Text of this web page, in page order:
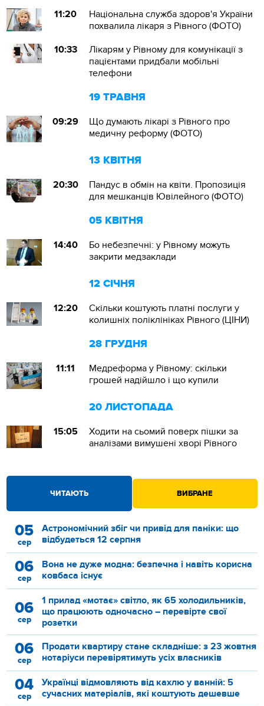
11:20
Національна служба здоров'я України
похвалила лікаря з Рівного (ФОТО)
10:33
Лікарям у Рівному для комунікації з
пацієнтами придбали мобільні
телефони
19 ТРАВНЯ
09:29
Що думають лікарі з Рівного про
медичну реформу (ФОТО)
13 КВІТНЯ
20:30
Пандус в обмін на квіти. Пропозиція
для мешканців Ювілейного (ФОТО)
05 КВІТНЯ
14:40
Бо небезпечні: у Рівному можуть
закрити медзаклади
12 СІЧНЯ
12:20
Скільки коштують платні послуги у
колишніх поліклініках Рівного (ЦІНИ)
28 ГРУДНЯ
11:11
Медреформа у Рівному: скільки
грошей надійшло і що купили
20 ЛИСТОПАДА
15:05
Ходити на сьомий поверх пішки за
аналізами вимушені хворі Рівного
ЧИТАЮТЬ ВИБРАНЕ
05
сер
Астрономічний збіг чи привід для паніки: що
відбудеться 12 серпня
06
сер
Вона не дуже модна: безпечна і навіть корисна
ковбаса існує
06
сер
1 прилад «мотає» світло, як 65 холодильників,
що працюють одночасно – перевірте свої
розетки
06
сер
Продати квартиру стане складніше: з 23 жовтня
нотаріуси перевірятимуть усіх власників
04
сер
Українці відмовляють від кахлю у ванній: 5
сучасних матеріалів, які коштують дешевше